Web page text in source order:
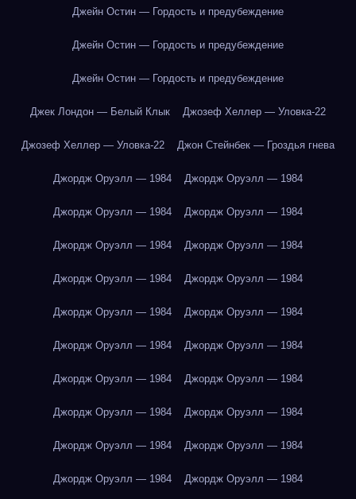
Джейн Остин — Гордость и предубеждение
Джейн Остин — Гордость и предубеждение
Джейн Остин — Гордость и предубеждение
Джек Лондон — Белый Клык Джозеф Хеллер — Уловка-22
Джозеф Хеллер — Уловка-22 Джон Стейнбек — Гроздья гнева
Джордж Оруэлл — 1984 Джордж Оруэлл — 1984
Джордж Оруэлл — 1984 Джордж Оруэлл — 1984
Джордж Оруэлл — 1984 Джордж Оруэлл — 1984
Джордж Оруэлл — 1984 Джордж Оруэлл — 1984
Джордж Оруэлл — 1984 Джордж Оруэлл — 1984
Джордж Оруэлл — 1984 Джордж Оруэлл — 1984
Джордж Оруэлл — 1984 Джордж Оруэлл — 1984
Джордж Оруэлл — 1984 Джордж Оруэлл — 1984
Джордж Оруэлл — 1984 Джордж Оруэлл — 1984
Джордж Оруэлл — 1984 Джордж Оруэлл — 1984